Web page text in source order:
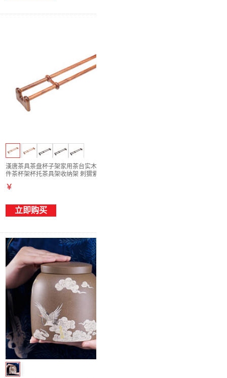
漢唐茶具茶盘杯子架家用茶台实木功夫茶具配
件茶杯架杯托茶具架收纳架 刺猬紫檀 C款
￥
立即购买